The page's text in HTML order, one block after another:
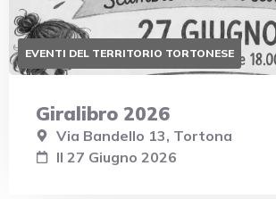
EVENTI DEL TERRITORIO TORTONESE
Giralibro 2026
Via Bandello 13, Tortona
Il 27 Giugno 2026